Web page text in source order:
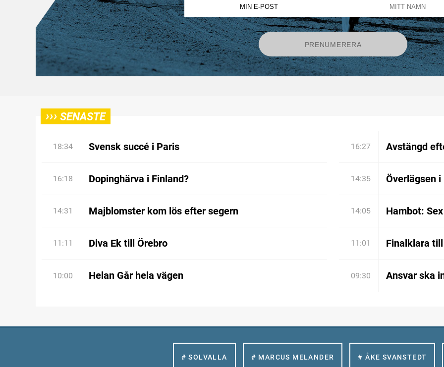
››› SENASTE
18:34 Svensk succé i Paris 16:27 Avstängd
16:18 Dopinghärva i Finland? 14:35 Överlägsen
14:31 Majblomster kom lös efter segern 14:05 Hambot:
11:11 Diva Ek till Örebro 11:01 Finalklara
10:00 Helan Går hela vägen 09:30 Ansvar ska
# SOLVALLA # MARCUS MELANDER # ÅKE SVANSTEDT